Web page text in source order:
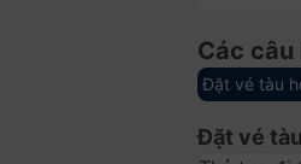
Các
Đặt vé tàu
Đặt vé